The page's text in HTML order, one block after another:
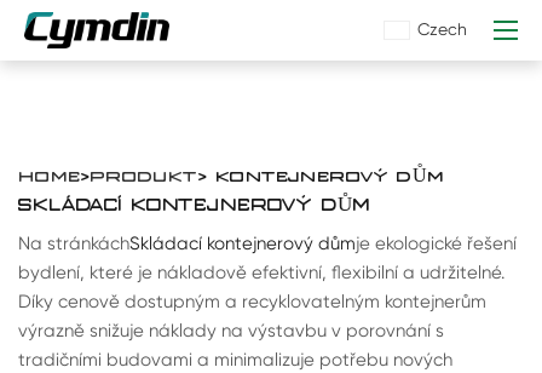
Czech
HOME>PRODUKT> KONTEJNEROVÝ DŮM
SKLÁDACÍ KONTEJNEROVÝ DŮM
Na stránkáchSkládací kontejnerový důmje ekologické řešení
bydlení, které je nákladově efektivní, flexibilní a udržitelné.
Díky cenově dostupným a recyklovatelným kontejnerům
výrazně snižuje náklady na výstavbu v porovnání s
tradičními budovami a minimalizuje potřebu nových